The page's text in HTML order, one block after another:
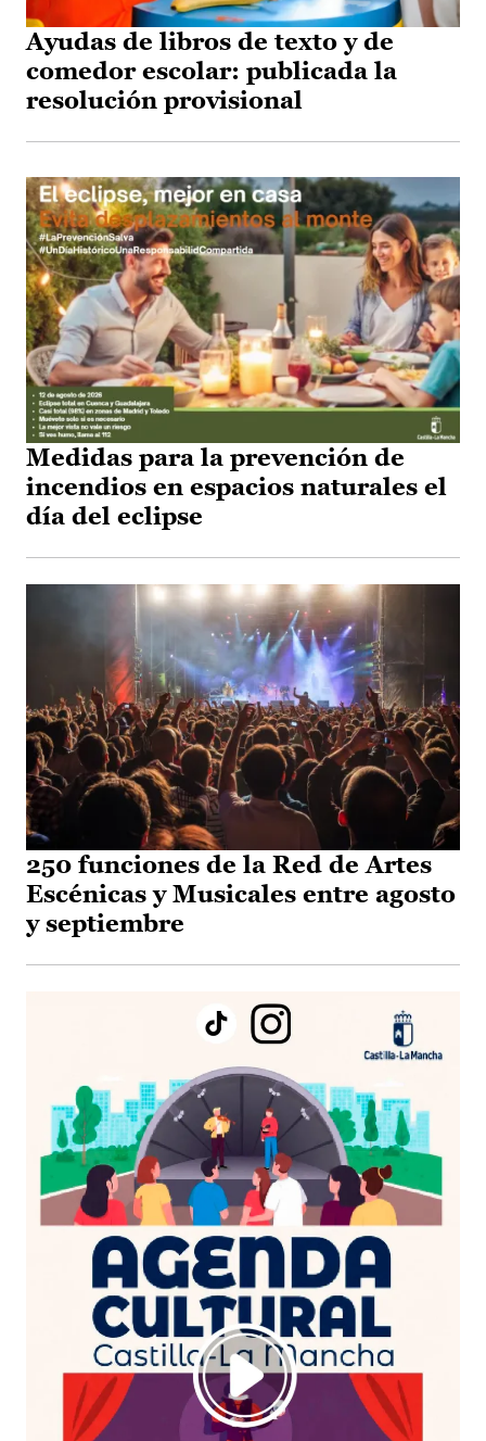
Ayudas de libros de texto y de
comedor escolar: publicada la
resolución provisional
Medidas para la prevención de
incendios en espacios naturales el
día del eclipse
250 funciones de la Red de Artes
Escénicas y Musicales entre agosto
y septiembre